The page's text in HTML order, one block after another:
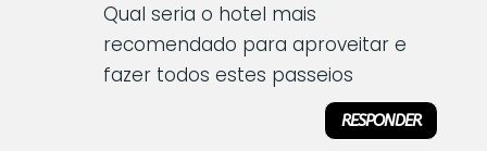
Qual seria o hotel mais
recomendado para aproveitar e
fazer todos estes passeios
RESPONDER